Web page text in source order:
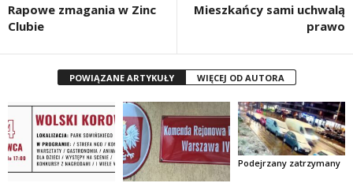
Rapowe zmagania w Zinc
Clubie
Mieszkańcy sami uchwalą
prawo
POWIĄZANE ARTYKUŁY WIĘCEJ OD AUTORA
Podejrzany zatrzymany